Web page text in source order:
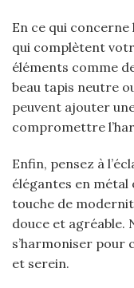
En ce qui concerne
qui complètent
éléments comme
beau tapis neutre
peuvent ajouter
compromettre
Enfin, pensez à
élégantes en
touche de
douce et agréable.
s’harmoniser
et serein.